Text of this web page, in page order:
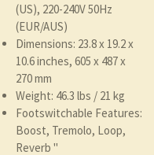
(US), 220-240V 50Hz
(EUR/AUS)
Dimensions: 23.8 x 19.2 x
10.6 inches, 605 x 487 x
270 mm
Weight: 46.3 lbs / 21 kg
Footswitchable Features:
Boost, Tremolo, Loop,
Reverb "